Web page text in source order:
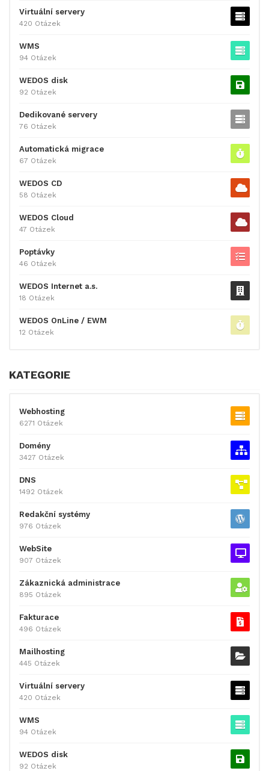
Virtuální servery
420 Otázek
WMS
94 Otázek
WEDOS disk
92 Otázek
Dedikované servery
76 Otázek
Automatická migrace
67 Otázek
WEDOS CD
58 Otázek
WEDOS Cloud
47 Otázek
Poptávky
46 Otázek
WEDOS Internet a.s.
18 Otázek
WEDOS OnLine / EWM
12 Otázek
KATEGORIE
Webhosting
6271 Otázek
Domény
3427 Otázek
DNS
1492 Otázek
Redakční systémy
976 Otázek
WebSite
907 Otázek
Zákaznická administrace
895 Otázek
Fakturace
496 Otázek
Mailhosting
445 Otázek
Virtuální servery
420 Otázek
WMS
94 Otázek
WEDOS disk
92 Otázek